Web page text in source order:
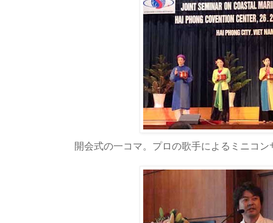
開会式の一コマ。プロの歌手によるミニコ